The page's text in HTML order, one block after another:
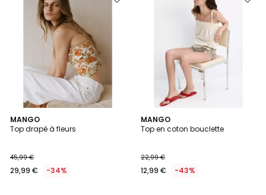
MANGO
Top drapé à fleurs
45,99 €
29,99 € -34%
MANGO
Top en coton bouclette
22,99 €
12,99 € -43%